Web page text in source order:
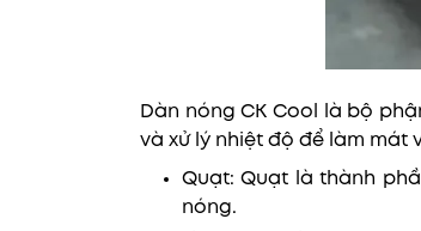
Dàn nóng CK Cool là bộ
và xử lý nhiệt độ để làm mát
Quạt: Quạt là thành
nóng.